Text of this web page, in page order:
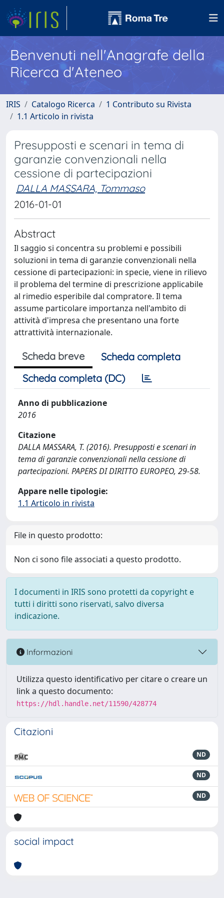
Benvenuti nell'Anagrafe della
Ricerca d'Ateneo
IRIS Catalogo Ricerca
1 Contributo su Rivista
1.1 Articolo in rivista
Presupposti e scenari in tema di
garanzie convenzionali nella
cessione di partecipazioni
DALLA MASSARA, Tommaso
2016-01-01
Abstract
Il saggio si concentra su problemi e possibili
soluzioni in tema di garanzie convenzionali nella
cessione di partecipazioni: in specie, viene in rilievo
il problema del termine di prescrizione applicabile
al rimedio esperibile dal compratore. Il tema
assume particolare importanza nell'ambito di
attività d'impresa che presentano una forte
attrattività internazionale.
Scheda breve
Scheda completa
Scheda completa (DC)
Anno di pubblicazione
2016
Citazione
DALLA MASSARA, T. (2016). Presupposti e scenari in
tema di garanzie convenzionali nella cessione di
partecipazioni. PAPERS DI DIRITTO EUROPEO, 29-58.
Appare nelle tipologie:
1.1 Articolo in rivista
File in questo prodotto:
Non ci sono file associati a questo prodotto.
I documenti in IRIS sono protetti da copyright e
tutti i diritti sono riservati, salvo diversa
indicazione.
Informazioni
Utilizza questo identificativo per citare o creare un
link a questo documento:
https://hdl.handle.net/11590/428774
Citazioni
ND
ND
ND
social impact